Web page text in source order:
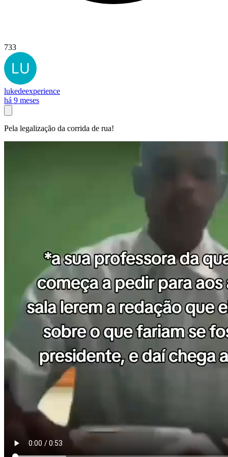
733
lukedeexperience
há 9 meses
Pela legalização da corrida de rua!